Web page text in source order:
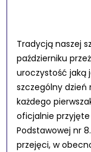
Tradycją naszej
październiku
uroczystość jaką
szczególny dzień
każdego
oficjalnie przyjęte
Podstawowej nr
przejęci, w